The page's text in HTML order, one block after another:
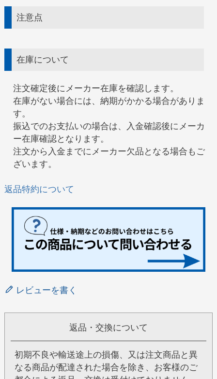
注意点
在庫について
注文確定後にメーカー在庫を確認します。
在庫がない場合には、納期がかかる場合がありま
す。
振込でのお支払いの場合は、入金確認後にメーカ
ー在庫確認となります。
注文から入金までにメーカー欠品となる場合もご
ざいます。
返品特約について
レビューを書く
返品・交換について
初期不良や輸送途上の損傷、又は注文商品と異
なる商品が配達された場合を除き、お客様のご